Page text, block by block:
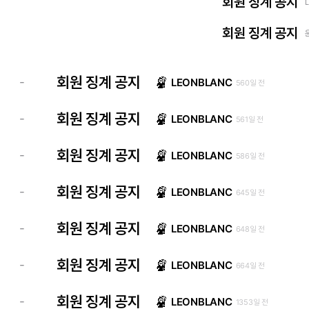
회원 징계 공지
- 회원 징계 공지 LEONBLANC 560일 전
- 회원 징계 공지 LEONBLANC 561일 전
- 회원 징계 공지 LEONBLANC 586일 전
- 회원 징계 공지 LEONBLANC 645일 전
- 회원 징계 공지 LEONBLANC 648일 전
- 회원 징계 공지 LEONBLANC 664일 전
- 회원 징계 공지 LEONBLANC 1353일 전